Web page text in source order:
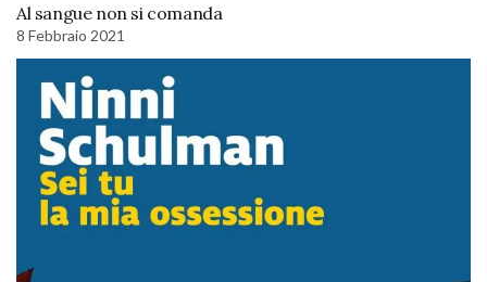
Al sangue non si comanda
8 Febbraio 2021